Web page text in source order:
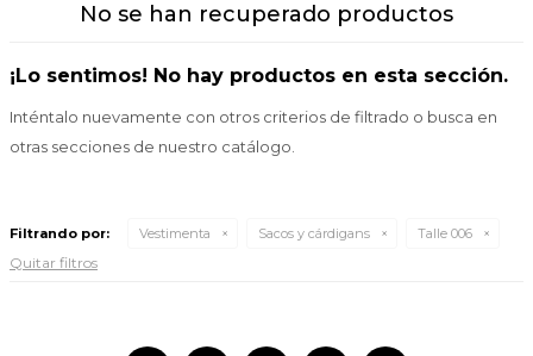
No se han recuperado productos
¡Lo sentimos! No hay productos en esta sección.
Inténtalo nuevamente con otros criterios de filtrado o busca en
otras secciones de nuestro catálogo.
Filtrando por: Vestimenta Sacos y cárdigans Talle 006
Quitar filtros